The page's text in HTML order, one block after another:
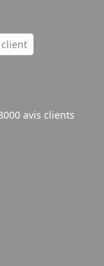
client
avis clients